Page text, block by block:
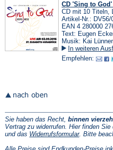
CD 'Sing to
CD mit 10 Titeln,
Artikel-Nr.: DV56/
EAN 4 280000
Text: Eugen
Musik: Kai
In weiteren
Empfehlen:
Sie haben das Recht, binnen
Vertrag zu widerrufen. Hier finden Sie
und das Widerrufsformular(Öffnet
einem
. Bitte